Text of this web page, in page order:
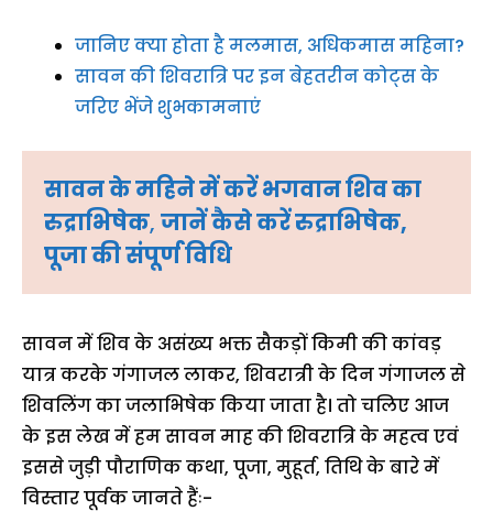
जानिए क्या होता है मलमास, अधिकमास महिना?
सावन की शिवरात्रि पर इन बेहतरीन कोट्स के
जरिए भेंजे शुभकामनाएं
सावन के महिने में करें भगवान शिव का
रुद्राभिषेक, जानें कैसे करें रुद्राभिषेक,
पूजा की संपूर्ण विधि
सावन में शिव के असंख्य भक्त सैकड़ों किमी की कांवड़
यात्र करके गंगाजल लाकर, शिवरात्री के दिन गंगाजल से
शिवलिंग का जलाभिषेक किया जाता है। तो चलिए आज
के इस लेख में हम सावन माह की शिवरात्रि के महत्व एवं
इससे जुड़ी पौराणिक कथा, पूजा, मुहूर्त, तिथि के बारे में
विस्तार पूर्वक जानते हैंः-